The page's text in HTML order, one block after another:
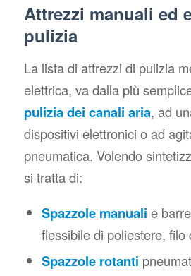
Attrezzi manuali ed
pulizia
La lista di attrezzi di pulizia
elettrica, va dalla più
pulizia dei canali aria, ad
dispositivi elettronici o ad
pneumatica. Volendo
si tratta di:
Spazzole manuali e
flessibile di poliestere, filo
Spazzole rotanti